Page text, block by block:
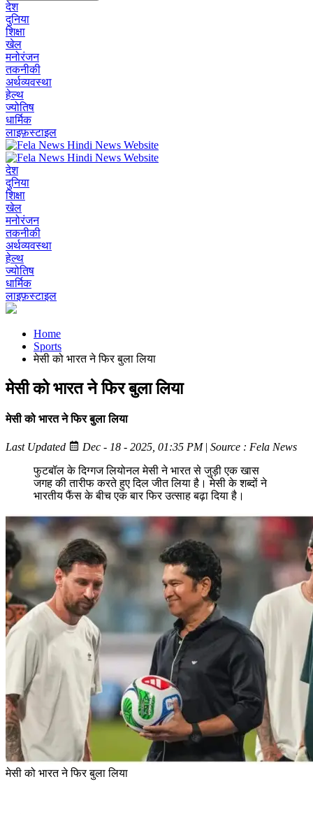
देश
दुनिया
शिक्षा
खेल
मनोरंजन
तकनीकी
अर्थव्यवस्था
हेल्थ
ज्योतिष
धार्मिक
लाइफ़स्टाइल
देश
दुनिया
शिक्षा
खेल
मनोरंजन
तकनीकी
अर्थव्यवस्था
हेल्थ
ज्योतिष
धार्मिक
लाइफ़स्टाइल
Home
Sports
मेसी को भारत ने फिर बुला लिया
मेसी को भारत ने फिर बुला लिया
मेसी को भारत ने फिर बुला लिया
Last Updated Dec - 18 - 2025, 01:35 PM| Source : Fela News
फुटबॉल के दिग्गज लियोनल मेसी ने भारत से जुड़ी एक खास
जगह की तारीफ करते हुए दिल जीत लिया है। मेसी के शब्दों ने
भारतीय फैंस के बीच एक बार फिर उत्साह बढ़ा दिया है।
मेसी को भारत ने फिर बुला लिया